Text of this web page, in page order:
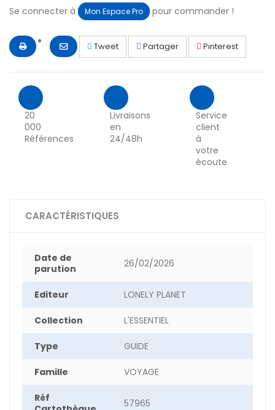
Se connecter à Mon Espace Pro pour commander !
Tweet Partager Pinterest
20
000
Références
Livraisons
en
24/48h
Service
client
à
votre
écoute
CARACTÉRISTIQUES
Date de
parution
26/02/2026
Editeur LONELY PLANET
Collection L'ESSENTIEL
Type GUIDE
Famille VOYAGE
Réf
57965